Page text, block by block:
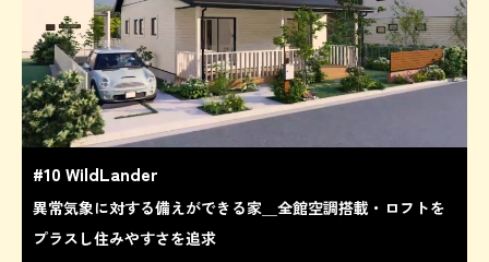
#10 WildLander
異常気象に対する備えができる家＿全館空調搭載・ロフトを
プラスし住みやすさを追求